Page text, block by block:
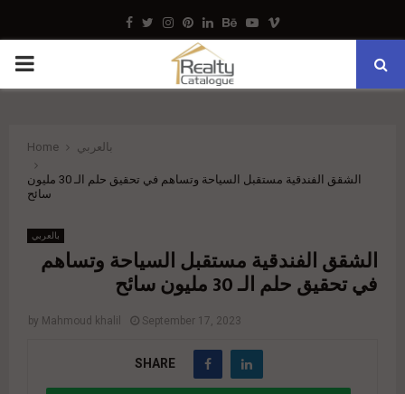
Facebook
TwitterInstagram
Pinterest
LinkedinBehance
Youtube
Vimeo
PRIMARY
Home بالعربي
الشقق الفندقية مستقبل السياحة وتساهم في تحقيق حلم الـ 30 مليون
سائح
بالعربي
الشقق الفندقية مستقبل السياحة وتساهم
في تحقيق حلم الـ 30 مليون سائح
by Mahmoud khalil September 17, 2023
SHARE